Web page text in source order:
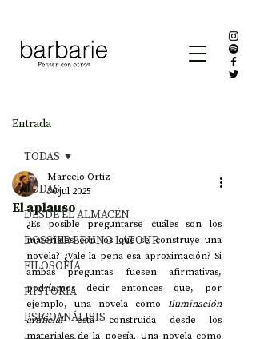
Entrada
TODAS
DESDE EL ALMACÉN
DOSSIER BRUNO LATOUR
FILOSOFÍA
HISTORIA
PSICOANÁLISIS
TODAS
El aplauso
Marcelo Ortiz
30 jul 2025
¿Es posible preguntarse cuáles son los
materiales con los que se construye una
novela? ¿Vale la pena esa aproximación? Si
ambas preguntas fuesen afirmativas,
podríamos decir entonces que, por
ejemplo, una novela como Iluminación
artificial está construida desde los